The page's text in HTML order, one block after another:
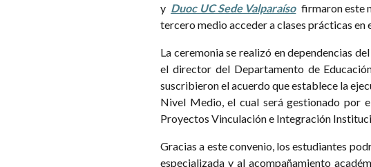
y Duoc UC Sede Valparaíso firmaron este
tercero medio acceder a clases prácticas en
La ceremonia se realizó en dependencias
el director del Departamento de
suscribieron el acuerdo que establece la
Nivel Medio, el cual será gestionado por
Proyectos Vinculación e Integración
Gracias a este convenio, los estudiantes
especializada y al acompañamiento